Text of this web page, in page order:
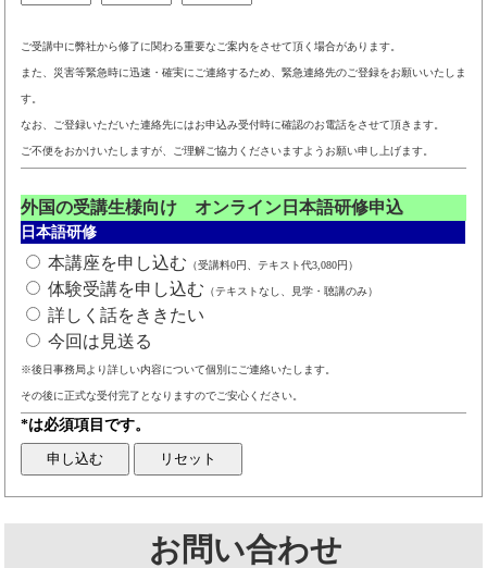
ご受講中に弊社から修了に関わる重要なご案内をさせて頂く場合があります。
また、災害等緊急時に迅速・確実にご連絡するため、緊急連絡先のご登録をお願いいたしま
す。
なお、ご登録いただいた連絡先にはお申込み受付時に確認のお電話をさせて頂きます。
ご不便をおかけいたしますが、ご理解ご協力くださいますようお願い申し上げます。
外国の受講生様向け オンライン日本語研修申込
日本語研修
本講座を申し込む （受講料0円、テキスト代3,080円）
体験受講を申し込む （テキストなし、見学・聴講のみ）
詳しく話をききたい
今回は見送る
※後日事務局より詳しい内容について個別にご連絡いたします。
その後に正式な受付完了となりますのでご安心ください。
*は必須項目です。
お問い合わせ